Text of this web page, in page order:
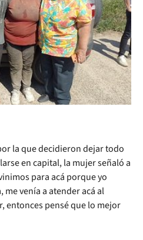
la que decidieron dejar todo
en capital, la mujer señaló a
para acá porque yo
venía a atender acá al
entonces pensé que lo mejor